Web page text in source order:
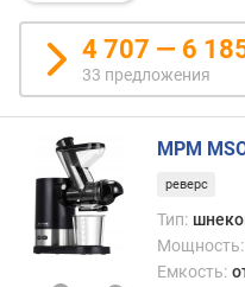
я
м
ы
х
а
(
л
)
4 707 — 6
33 предложения
MPM
реверс
Тип:
Мощность:
Емкость: